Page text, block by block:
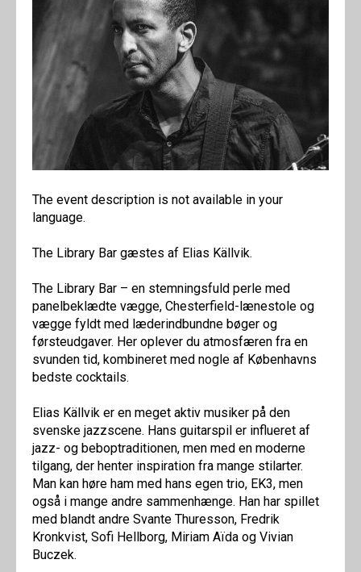
The event description is not available in your
language.
The Library Bar gæstes af Elias Källvik.
The Library Bar – en stemningsfuld perle med
panelbeklædte vægge, Chesterfield-lænestole og
vægge fyldt med læderindbundne bøger og
førsteudgaver. Her oplever du atmosfæren fra en
svunden tid, kombineret med nogle af Københavns
bedste cocktails.
Elias Källvik er en meget aktiv musiker på den
svenske jazzscene. Hans guitarspil er influeret af
jazz- og beboptraditionen, men med en moderne
tilgang, der henter inspiration fra mange stilarter.
Man kan høre ham med hans egen trio, EK3, men
også i mange andre sammenhænge. Han har spillet
med blandt andre Svante Thuresson, Fredrik
Kronkvist, Sofi Hellborg, Miriam Aïda og Vivian
Buczek.